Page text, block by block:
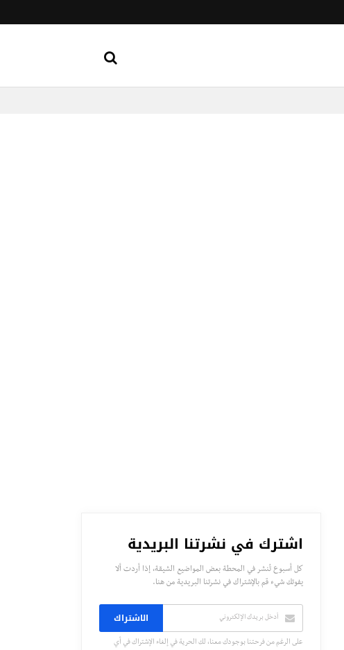
اشترك في نشرتنا البريدية
كل أسبوع تُنشر في المحطة بعض المواضيع الشيقة، إذا أردت ألا
يفوتك شيء قم بالإشتراك في نشرتنا البريدية من هنا.
الاشتراك
على الرغم من فرحتنا بوجودك معنا، لك الحرية في إلغاء الإشتراك في أي